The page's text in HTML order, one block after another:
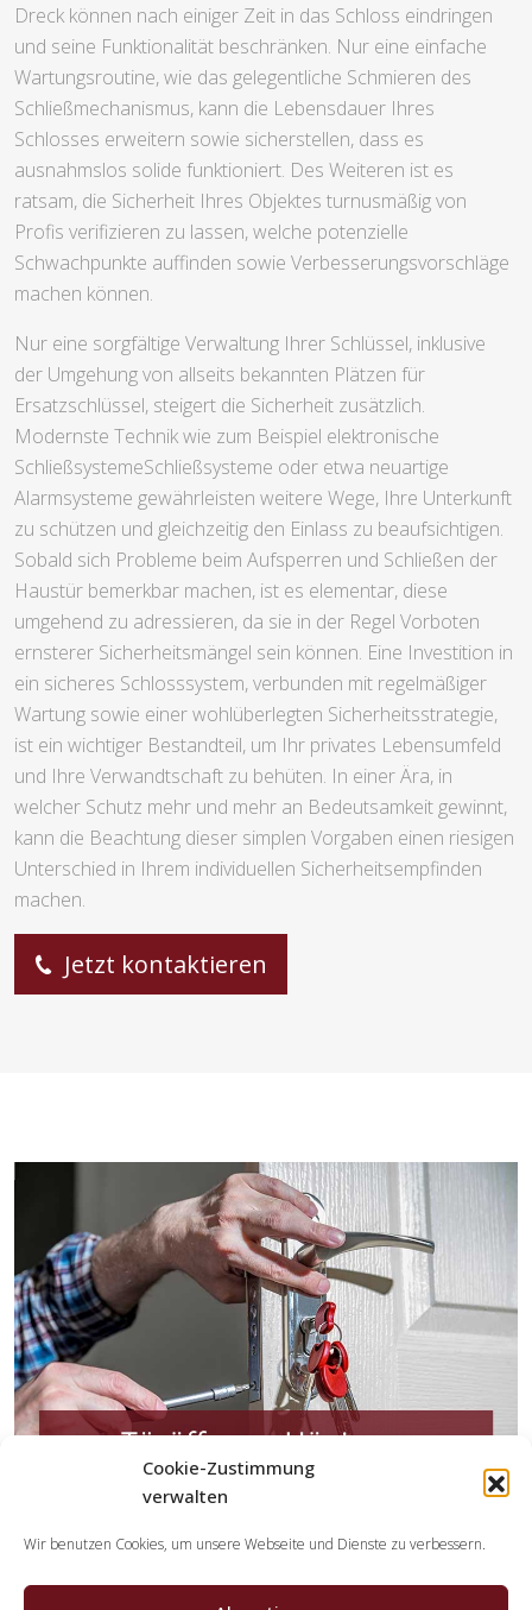
Cookie-Zustimmung
verwalten
Wir benutzen Cookies, um unsere Webseite und Dienste zu verbessern.
Dreck können nach einiger Zeit in das Schloss eindringen
und seine Funktionalität beschränken. Nur eine einfache
Wartungsroutine, wie das gelegentliche Schmieren des
Schließmechanismus, kann die Lebensdauer Ihres
Schlosses erweitern sowie sicherstellen, dass es
ausnahmslos solide funktioniert. Des Weiteren ist es
ratsam, die Sicherheit Ihres Objektes turnusmäßig von
Profis verifizieren zu lassen, welche potenzielle
Schwachpunkte auffinden sowie Verbesserungsvorschläge
machen können.
Nur eine sorgfältige Verwaltung Ihrer Schlüssel, inklusive
der Umgehung von allseits bekannten Plätzen für
Ersatzschlüssel, steigert die Sicherheit zusätzlich.
Modernste Technik wie zum Beispiel elektronische
SchließsystemeSchließsysteme oder etwa neuartige
Alarmsysteme gewährleisten weitere Wege, Ihre Unterkunft
zu schützen und gleichzeitig den Einlass zu beaufsichtigen.
Sobald sich Probleme beim Aufsperren und Schließen der
Haustür bemerkbar machen, ist es elementar, diese
umgehend zu adressieren, da sie in der Regel Vorboten
ernsterer Sicherheitsmängel sein können. Eine Investition in
ein sicheres Schlosssystem, verbunden mit regelmäßiger
Wartung sowie einer wohlüberlegten Sicherheitsstrategie,
ist ein wichtiger Bestandteil, um Ihr privates Lebensumfeld
und Ihre Verwandtschaft zu behüten. In einer Ära, in
welcher Schutz mehr und mehr an Bedeutsamkeit gewinnt,
kann die Beachtung dieser simplen Vorgaben einen riesigen
Unterschied in Ihrem individuellen Sicherheitsempfinden
machen.
Jetzt kontaktieren
Welche Leistungen übernehmen die Partner der